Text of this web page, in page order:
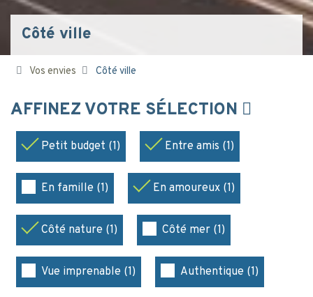
Côté ville
Vos envies Côté ville
AFFINEZ VOTRE SÉLECTION
Petit budget (1) Entre amis (1)
En famille (1) En amoureux (1)
Côté nature (1) Côté mer (1)
Vue imprenable (1) Authentique (1)